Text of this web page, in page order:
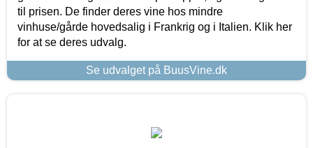
til prisen. De finder deres vine hos mindre
vinhuse/gårde hovedsalig i Frankrig og i Italien. Klik her
for at se deres udvalg.
Se udvalget på BuusVine.dk